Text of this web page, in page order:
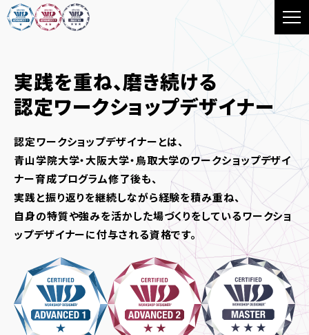
実践を重ね、磨き続ける
認定ワークショップデザイナー
認定ワークショップデザイナーとは、
青山学院大学・大阪大学・鳥取大学のワークショップデザイ
ナー育成プログラム修了後も、
実践と振り返りを継続しながら経験を積み重ね、
自身の特質や強みを活かした場づくりをしているワークショ
ップデザイナーに付与される資格です。